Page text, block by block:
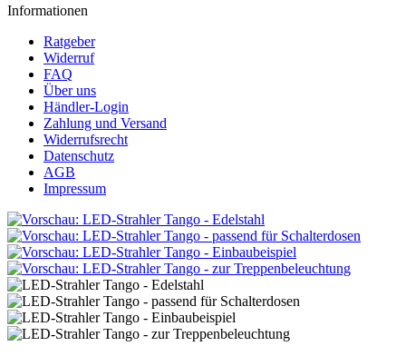
Informationen
Ratgeber
Widerruf
FAQ
Über uns
Händler-Login
Zahlung und Versand
Widerrufsrecht
Datenschutz
AGB
Impressum